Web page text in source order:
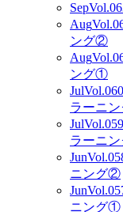
Sep
Aug
ング②
Aug
ング①
JulVol.060
ラーニ
JulVol.059
ラーニ
Jun
ニング②
Jun
ニング①